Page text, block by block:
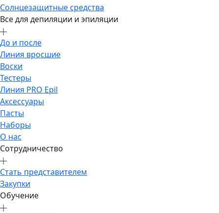
Солнцезащитные средства
Все для депиляции и эпиляции
До и после
Линия вросшие
Воски
Тестеры
Линия PRO Epil
Аксессуары
Пасты
Наборы
О нас
Сотрудничество
Стать представителем
Закупки
Обучение